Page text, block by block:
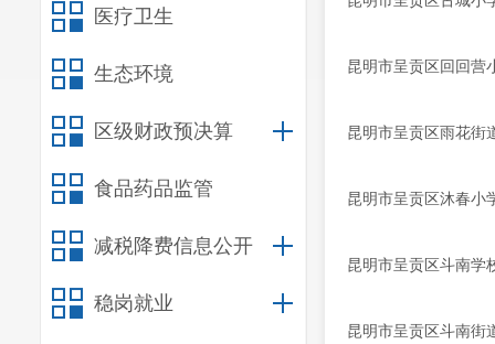
医疗卫生
生态环境
区级财政预决算
食品药品监管
减税降费信息公开
稳岗就业
昆明市呈贡区回回营
昆明市呈贡区雨花街
昆明市呈贡区沐春小
昆明市呈贡区斗南学
昆明市呈贡区斗南街